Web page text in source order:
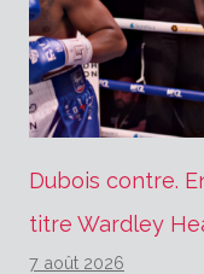
Dubois contre.
titre Wardley
7 août 2026